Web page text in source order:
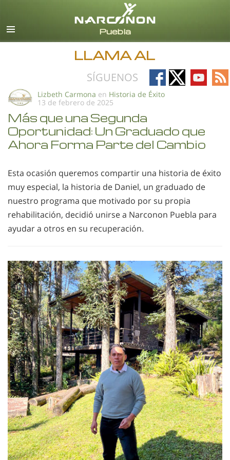
Español
Todas las Regiones/Idiomas
LLAMA AL
SÍGUENOS
Follow
on
Follow
on
Follow
on
on
Lizbeth Carmona en Historia de Éxito
13 de febrero de 2025
Más que una Segunda
Oportunidad: Un Graduado que
Ahora Forma Parte del Cambio
Esta ocasión queremos compartir una historia de éxito
muy especial, la historia de Daniel, un graduado de
nuestro programa que motivado por su propia
rehabilitación, decidió unirse a Narconon Puebla para
ayudar a otros en su recuperación.